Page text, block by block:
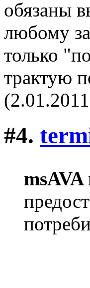
обязаны
любому
только
трактую
#4.
msAVA